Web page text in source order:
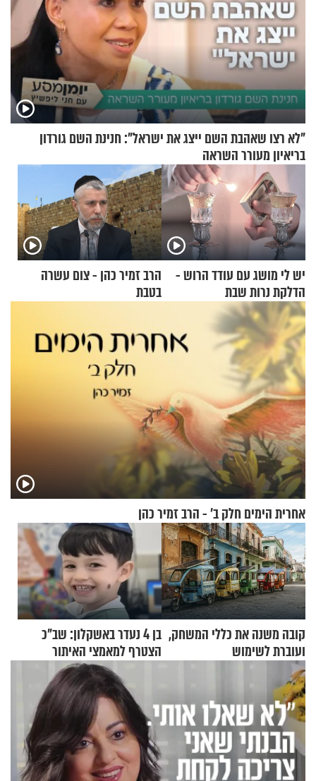
"לא רצו שאהבת השם ייצג את ישראל": חנינת השם גורדון
בריאיון מעורר השראה
יש לי מושג עם עודד הרוש -
הדלקת נרות שבת
הרב זמיר כהן - צום עשרה
בטבת
אחרית הימים חלק ב’ - הרב זמיר כהן
קובה משנה את כללי המשחק,
ועוברת לשימוש
בתלת־אופנועים סולאריים
בן 4 נעדר באשקלון: שב"כ
הצטרף למאמצי האיתור